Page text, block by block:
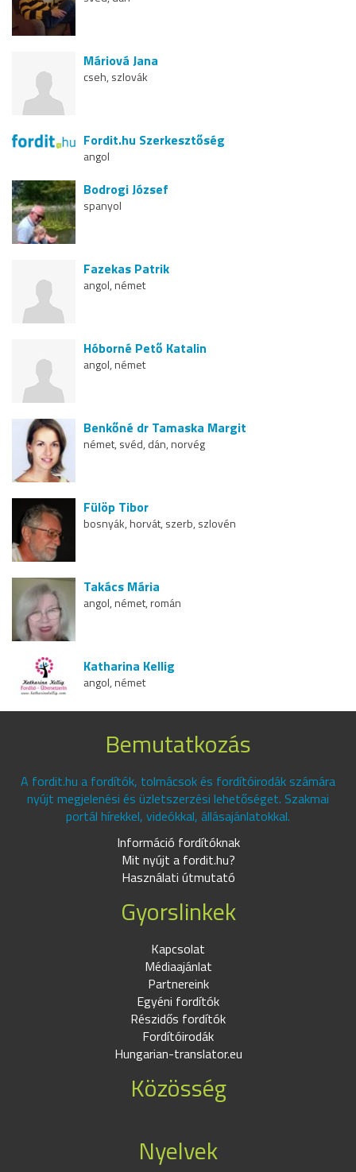
Máriová Jana
cseh, szlovák
Fordit.hu Szerkesztőség
angol
Bodrogi József
spanyol
Fazekas Patrik
angol, német
Hóborné Pető Katalin
angol, német
Benkőné dr Tamaska Margit
német, svéd, dán, norvég
Fülöp Tibor
bosnyák, horvát, szerb, szlovén
Takács Mária
angol, német, román
Katharina Kellig
angol, német
Bemutatkozás
A fordit.hu a fordítók, tolmácsok és fordítóirodák számára
nyújt megjelenési és üzletszerzési lehetőséget. Szakmai
portál hírekkel, videókkal, állásajánlatokkal.
Információ fordítóknak
Mit nyújt a fordit.hu?
Használati útmutató
Gyorslinkek
Kapcsolat
Médiaajánlat
Partnereink
Egyéni fordítók
Részidős fordítók
Fordítóirodák
Hungarian-translator.eu
Közösség
Nyelvek